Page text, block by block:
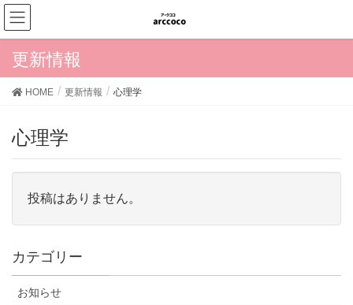
更新情報
HOME 更新情報 心理学
心理学
投稿はありません。
カテゴリー
お知らせ